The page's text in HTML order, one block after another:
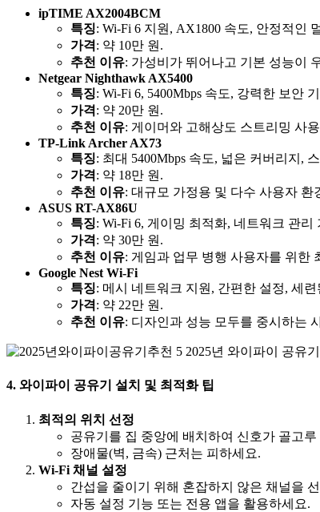
ipTIME AX2004BCM
특징: Wi-Fi 6 지원, AX1800 속도, 안정적인
가격: 약 10만 원.
추천 이유: 가성비가 뛰어나고 기본 성능이
Netgear Nighthawk AX5400
특징: Wi-Fi 6, 5400Mbps 속도, 강력한 보안
가격: 약 20만 원.
추천 이유: 게이머와 고해상도 스트리밍 사
TP-Link Archer AX73
특징: 최대 5400Mbps 속도, 넓은 커버리지,
가격: 약 18만 원.
추천 이유: 대규모 가정용 및 다수 사용자 환
ASUS RT-AX86U
특징: Wi-Fi 6, 게이밍 최적화, 네트워크 관리
가격: 약 30만 원.
추천 이유: 게임과 업무 병행 사용자를 위한
Google Nest Wi-Fi
특징: 메시 네트워크 지원, 간편한 설정, 세련
가격: 약 22만 원.
추천 이유: 디자인과 성능 모두를 중시하는
4. 와이파이 공유기 설치 및 최적화 팁
최적의 위치 선정
공유기를 집 중앙에 배치하여 신호가 골고
장애물(벽, 금속) 근처는 피하세요.
Wi-Fi 채널 설정
간섭을 줄이기 위해 혼잡하지 않은 채널을
자동 설정 기능 또는 전용 앱을 활용하세요.